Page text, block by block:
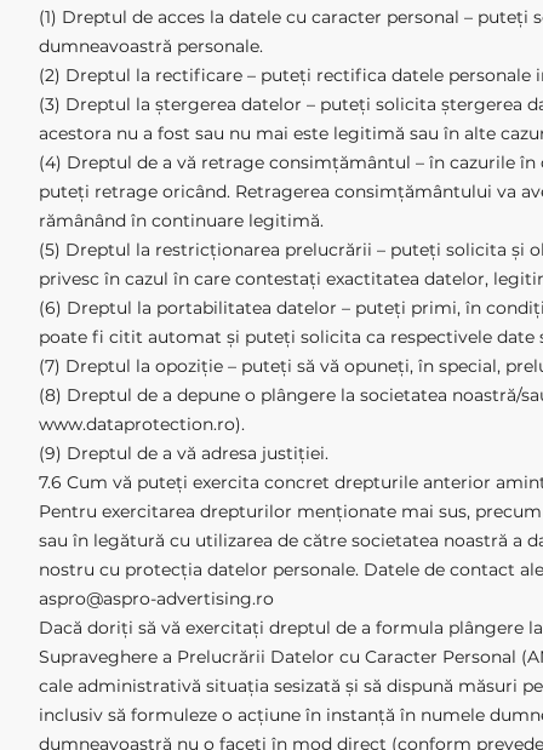
(1) Dreptul de acces la datele cu caracter personal –
dumneavoastră personale.
(2) Dreptul la rectificare – puteți rectifica datele personale
(3) Dreptul la ștergerea datelor – puteți solicita ștergerea
acestora nu a fost sau nu mai este legitimă sau în alte
(4) Dreptul de a vă retrage consimțământul – în cazurile
puteți retrage oricând. Retragerea consimțământului va
rămânând în continuare legitimă.
(5) Dreptul la restricționarea prelucrării – puteți solicita și
privesc în cazul în care contestați exactitatea datelor,
(6) Dreptul la portabilitatea datelor – puteți primi, în
poate fi citit automat și puteți solicita ca respectivele date
(7) Dreptul la opoziție – puteți să vă opuneți, în special,
(8) Dreptul de a depune o plângere la societatea noastră/
www.dataprotection.ro).
(9) Dreptul de a vă adresa justiției.
7.6 Cum vă puteți exercita concret drepturile anterior
Pentru exercitarea drepturilor menționate mai sus,
sau în legătură cu utilizarea de către societatea noastră a
nostru cu protecția datelor personale. Datele de contact
aspro@aspro-advertising.ro
Dacă doriți să vă exercitați dreptul de a formula plângere
Supraveghere a Prelucrării Datelor cu Caracter Personal
cale administrativă situația sesizată și să dispună măsuri
inclusiv să formuleze o acțiune în instanță în numele
dumneavoastră nu o faceți în mod direct (conform